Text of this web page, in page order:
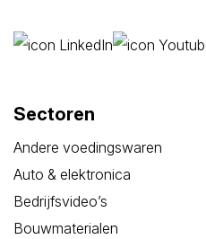
Sectoren
Andere voedingswaren
Auto & elektronica
Bedrijfsvideo’s
Bouwmaterialen